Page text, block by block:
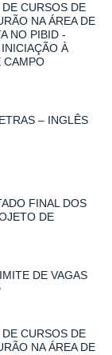
CURSOS DE
NA ÁREA DE
NO PIBID -
À
CAMPO
– INGLÊS
FINAL DOS
DE
DE VAGAS
CURSOS DE
NA ÁREA DE